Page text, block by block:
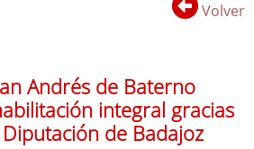
Volver
Andrés de Baterno
integral gracias
de Badajoz